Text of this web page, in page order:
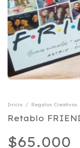
Inicio / Regalos Creativos
Retablo
$65.000